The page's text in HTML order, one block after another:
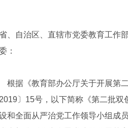
、自治区、直辖市党委教育工作
：
据《教育部办公厅关于开展第二
2019〕15号，以下简称《第二批
和全面从严治党工作领导小组成